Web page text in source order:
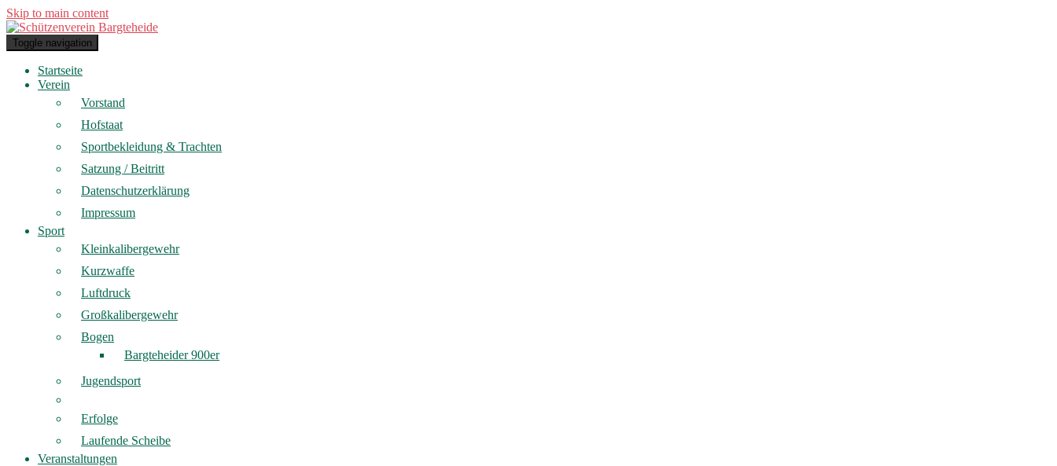
Skip to main content
Toggle navigation
Startseite
Verein
Vorstand
Hofstaat
Sportbekleidung & Trachten
Satzung / Beitritt
Datenschutzerklärung
Impressum
Sport
Kleinkalibergewehr
Kurzwaffe
Luftdruck
Großkalibergewehr
Bogen
Bargteheider 900er
Jugendsport
Erfolge
Laufende Scheibe
Veranstaltungen